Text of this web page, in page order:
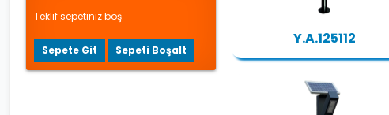
Teklif sepetiniz boş.
Sepete Git Sepeti Boşalt
Y.A.125112